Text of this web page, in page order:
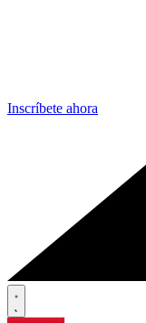
Inscríbete ahora